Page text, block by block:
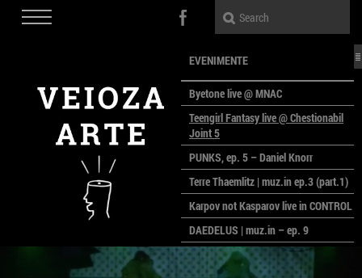
EVENIMENTE
Byetone live @ MNAC
Teengirl Fantasy live @ Chestionabil
Joint 5
PUNKS, ep. 5 – Daniel Knorr
Terre Thaemlitz | muz.in ep.3 (part.1)
Karpov not Kasparov live in CONTROL
DAEDELUS | muz.in – ep. 9
LALELE, LALELE – prima premieră a
anului la MACAZ